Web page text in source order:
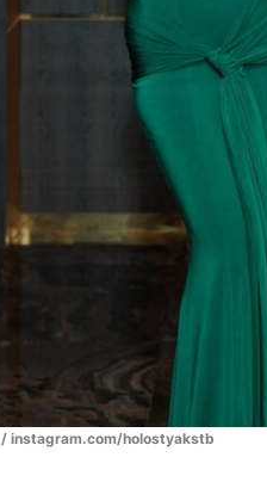
/ instagram.com/holostyakstb